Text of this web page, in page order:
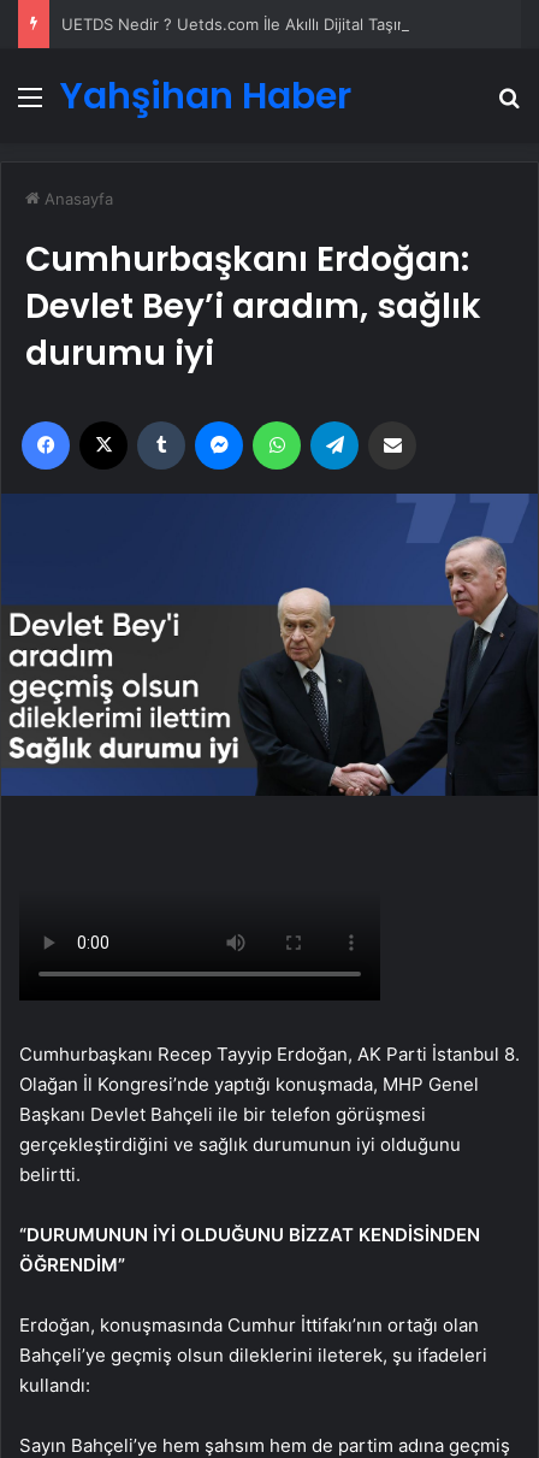
Menü
Yahşihan Haber
Anasayfa
Cumhurbaşkanı Erdoğan:
Devlet Bey’i aradım, sağlık
durumu iyi
Facebook Tumblr MessengerWhatsApp
Cumhurbaşkanı Recep Tayyip Erdoğan, AK Parti İstanbul 8.
Olağan İl Kongresi’nde yaptığı konuşmada, MHP Genel
Başkanı Devlet Bahçeli ile bir telefon görüşmesi
gerçekleştirdiğini ve sağlık durumunun iyi olduğunu
belirtti.
“DURUMUNUN İYİ OLDUĞUNU BİZZAT KENDİSİNDEN
ÖĞRENDİM”
Erdoğan, konuşmasında Cumhur İttifakı’nın ortağı olan
Bahçeli’ye geçmiş olsun dileklerini ileterek, şu ifadeleri
kullandı:
Sayın Bahçeli’ye hem şahsım hem de partim adına geçmiş